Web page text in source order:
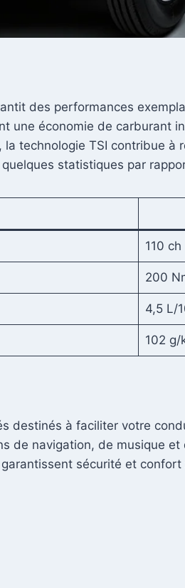
des performances
économie de carburant
technologie TSI contribue
statistiques par
110 ch
200
4,5 L/
102 g/
destinés à faciliter votre
de navigation, de musique et
sécurité et confort